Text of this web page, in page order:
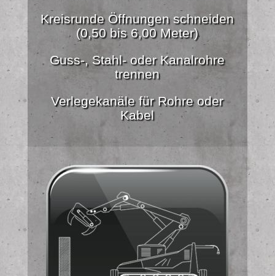
Kreisrunde Öffnungen schneiden
(0,50 bis 6,00 Meter)
Guss-, Stahl- oder Kanalrohre
trennen
Verlegekanäle für Rohre oder
Kabel